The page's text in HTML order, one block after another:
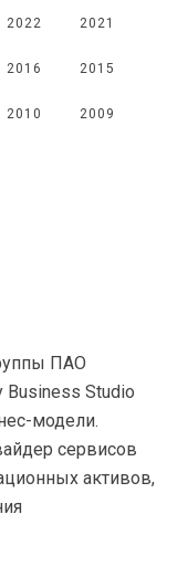
2022 2021
2016 2015
2010 2009
ПАО
Business Studio
модели.
сервисов
активов,